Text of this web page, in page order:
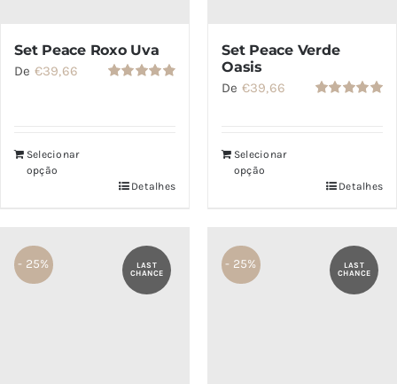
Set Peace Roxo Uva
De €39,66
Selecionar
opção
Detalhes
Set Peace Verde
Oasis
De €39,66
Selecionar
opção
Detalhes
LAST
CHANCE
- 25%
LAST
CHANCE
- 25%